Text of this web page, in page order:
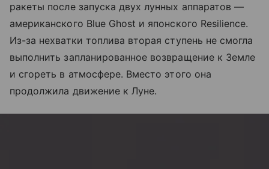
ракеты после запуска двух лунных аппаратов —
американского Blue Ghost и японского Resilience.
Из-за нехватки топлива вторая ступень не смогла
выполнить запланированное возвращение к Земле
и сгореть в атмосфере. Вместо этого она
продолжила движение к Луне.